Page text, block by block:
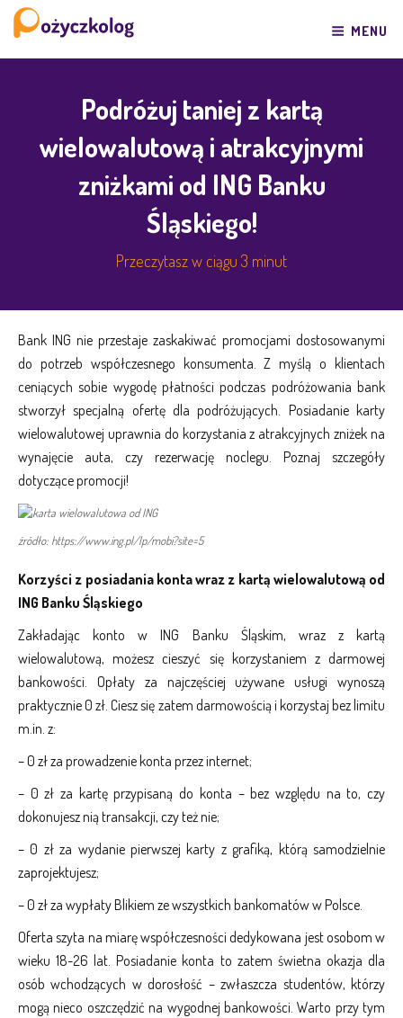
Przeskocz
MENU
Podróżuj taniej z kartą
wielowalutową i atrakcyjnymi
zniżkami od ING Banku
Śląskiego!
Przeczytasz w ciągu 3 minut
Bank ING nie przestaje zaskakiwać promocjami dostosowanymi
do potrzeb współczesnego konsumenta. Z myślą o klientach
ceniących sobie wygodę płatności podczas podróżowania bank
stworzył specjalną ofertę dla podróżujących. Posiadanie karty
wielowalutowej uprawnia do korzystania z atrakcyjnych zniżek na
wynajęcie auta, czy rezerwację noclegu. Poznaj szczegóły
dotyczące promocji!
źródło: https://www.ing.pl/lp/mobi?site=5
Korzyści z posiadania konta wraz z kartą wielowalutową od
ING Banku Śląskiego
Zakładając konto w ING Banku Śląskim, wraz z kartą
wielowalutową, możesz cieszyć się korzystaniem z darmowej
bankowości. Opłaty za najczęściej używane usługi wynoszą
praktycznie 0 zł. Ciesz się zatem darmowością i korzystaj bez limitu
m.in. z:
– 0 zł za prowadzenie konta przez internet;
– 0 zł za kartę przypisaną do konta – bez względu na to, czy
dokonujesz nią transakcji, czy też nie;
– 0 zł za wydanie pierwszej karty z grafiką, którą samodzielnie
zaprojektujesz;
– 0 zł za wypłaty Blikiem ze wszystkich bankomatów w Polsce.
Oferta szyta na miarę współczesności dedykowana jest osobom w
wieku 18-26 lat. Posiadanie konta to zatem świetna okazja dla
osób wchodzących w dorosłość – zwłaszcza studentów, którzy
mogą nieco oszczędzić na wygodnej bankowości. Warto przy tym